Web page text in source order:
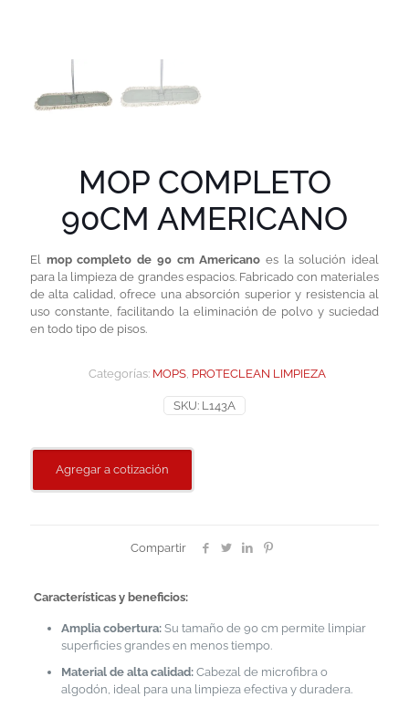
MOP COMPLETO
90CM AMERICANO
El mop completo de 90 cm Americano es la solución ideal
para la limpieza de grandes espacios. Fabricado con materiales
de alta calidad, ofrece una absorción superior y resistencia al
uso constante, facilitando la eliminación de polvo y suciedad
en todo tipo de pisos.
SKU: L143A
Categorías: MOPS, PROTECLEAN LIMPIEZA
Agregar a cotización
Compartir
Características y beneficios:
Amplia cobertura:Su tamaño de 90 cm permite limpiar
superficies grandes en menos tiempo.
Material de alta calidad:Cabezal de microfibra o
algodón, ideal para una limpieza efectiva y duradera.